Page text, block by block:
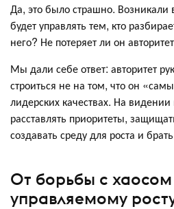
Да, это было страшно.
будет управлять тем, кто
него? Не потеряет ли он
Мы дали себе ответ: авторитет
строиться не на том, что он
лидерских качествах. На
расставлять приоритеты,
создавать среду для роста и
От борьбы с хаосом
управляемому